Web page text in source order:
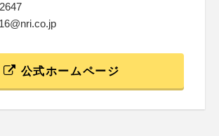
公式ホームページ